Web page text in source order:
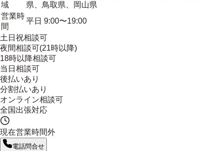
域
県、鳥取県、岡山県
営業時
間
平日 9:00〜19:00
土日祝相談可
夜間相談可(21時以降)
18時以降相談可
当日相談可
後払いあり
分割払いあり
オンライン相談可
全国出張対応
現在営業時間外
電話問合せ